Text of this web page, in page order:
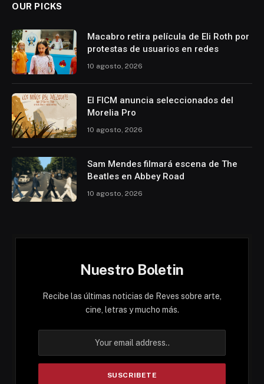
OUR PICKS
Macabro retira película de Eli Roth por
protestas de usuarios en redes
10 agosto, 2026
El FICM anuncia seleccionados del
Morelia Pro
10 agosto, 2026
Sam Mendes filmará escena de The
Beatles en Abbey Road
10 agosto, 2026
Nuestro Boletin
Recibe las últimas noticias de Reves sobre arte,
cine, letras y mucho más.